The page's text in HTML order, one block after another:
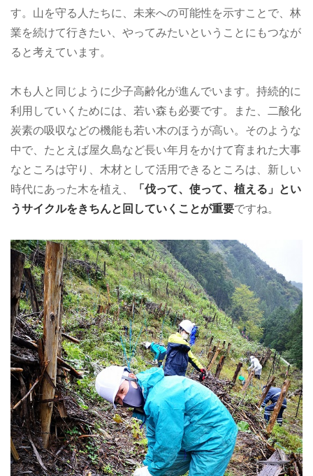
す。山を守る人たちに、未来への可能性を示すことで、林
業を続けて行きたい、やってみたいということにもつなが
ると考えています。
木も人と同じように少子高齢化が進んでいます。持続的に
利用していくためには、若い森も必要です。また、二酸化
炭素の吸収などの機能も若い木のほうが高い。そのような
中で、たとえば屋久島など長い年月をかけて育まれた大事
なところは守り、木材として活用できるところは、新しい
時代にあった木を植え、
「伐って、使って、植える」とい
うサイクルをきちんと回していくことが重要ですね。